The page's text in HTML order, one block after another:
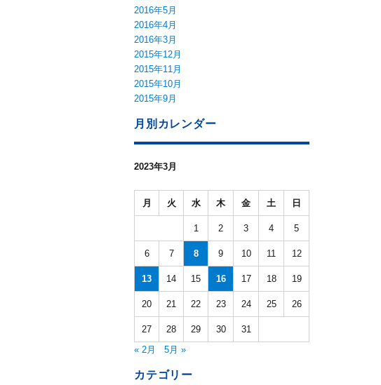
2016年5月
2016年4月
2016年3月
2015年12月
2015年11月
2015年10月
2015年9月
月別カレンダー
2023年3月
月 火 水 木 金 土 日
1 2 3 4 5
6 7 8 9 10 11 12
13 14 15 16 17 18 19
20 21 22 23 24 25 26
27 28 29 30
31
« 2月
5月 »
カテゴリー